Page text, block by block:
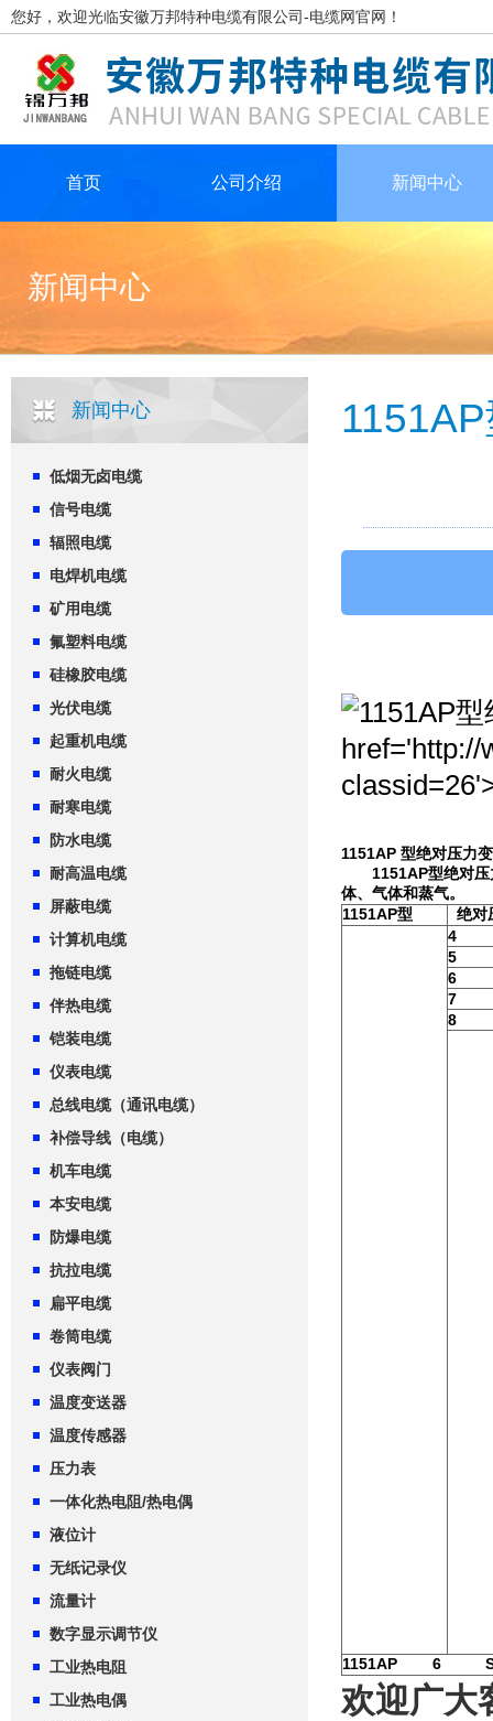
您好，欢迎光临安徽万邦特种电缆有限公司-电缆网官网！
首页 公司介绍 新闻中心
新闻中心
新闻中心
低烟无卤电缆
信号电缆
辐照电缆
电焊机电缆
矿用电缆
氟塑料电缆
硅橡胶电缆
光伏电缆
起重机电缆
耐火电缆
耐寒电缆
防水电缆
耐高温电缆
屏蔽电缆
计算机电缆
拖链电缆
伴热电缆
铠装电缆
仪表电缆
总线电缆（通讯电缆）
补偿导线（电缆）
机车电缆
本安电缆
防爆电缆
抗拉电缆
扁平电缆
卷筒电缆
仪表阀门
温度变送器
温度传感器
压力表
一体化热电阻/热电偶
液位计
无纸记录仪
流量计
数字显示调节仪
工业热电阻
工业热电偶
1151AP 型绝对压力
1151AP型绝对压力
体、气体和蒸气。
1151AP型
绝对
4
5
6
7
8
1151AP 6
欢迎广大